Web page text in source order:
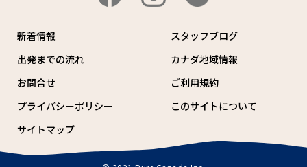
新着情報
スタッフブログ
出発までの流れ
カナダ地域情報
お問合せ
ご利用規約
プライバシーポリシー
このサイトについて
サイトマップ